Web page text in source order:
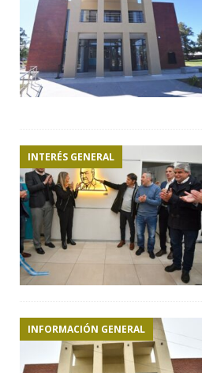
INTERÉS GENERAL
INFORMACIÓN GENERAL